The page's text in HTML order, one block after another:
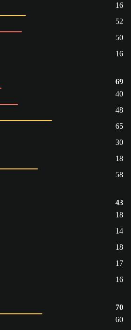
16
52
50
16
69
40
48
65
30
18
58
43
18
14
18
17
16
70
60